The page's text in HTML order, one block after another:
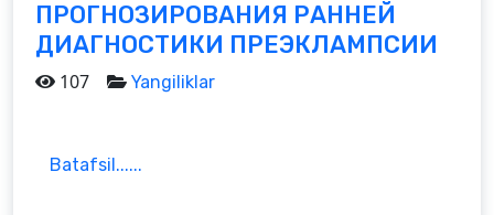
ПРОГНОЗИРОВАНИЯ РАННЕЙ
ДИАГНОСТИКИ ПРЕЭКЛАМПСИИ
107 Yangiliklar
Batafsil......